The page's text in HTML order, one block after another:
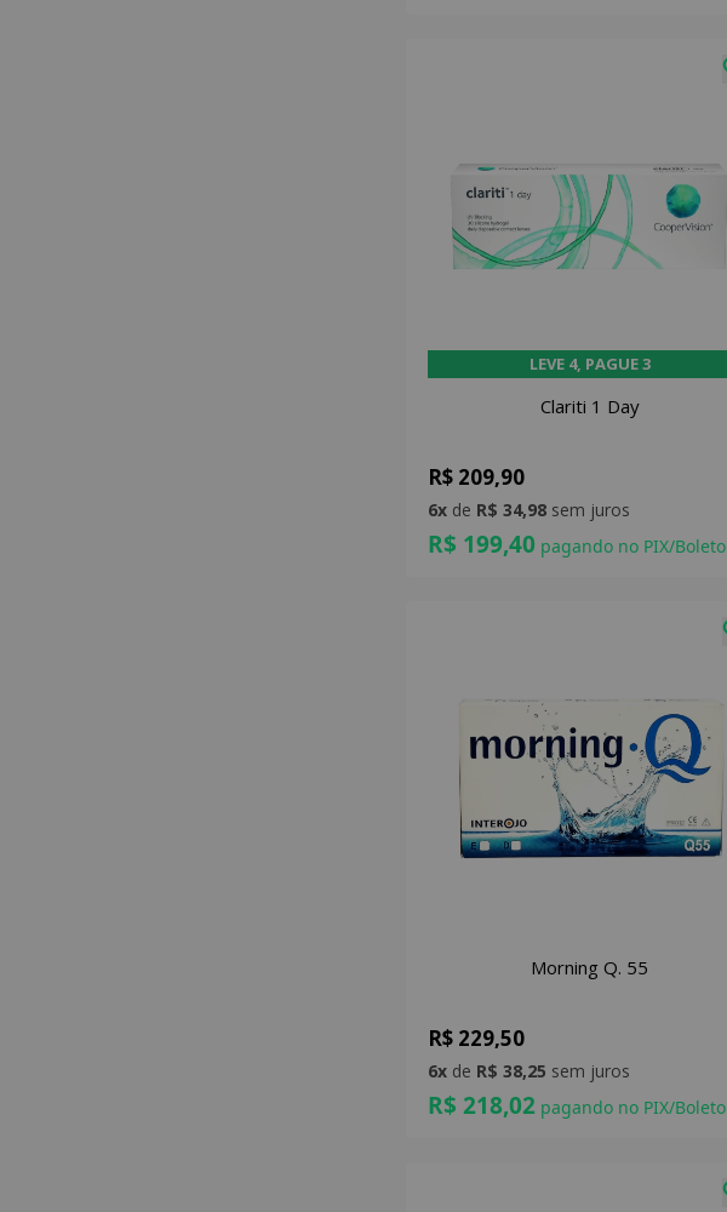
LEVE 4, PAGUE 3
Clariti 1 Day
R$ 209,90
6x de R$ 34,98 sem juros
R$ 199,40 pagando no PIX/Boleto
Morning Q. 55
R$ 229,50
6x de R$ 38,25 sem juros
R$ 218,02 pagando no PIX/Boleto